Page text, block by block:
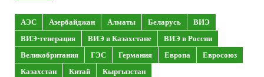
АЭС Азербайджан Алматы Беларусь
ВИЭ
ВИЭ-генерация
ВИЭ в Казахстане
ВИЭ в России
Великобритания
ГЭС Германия Европа
Евросоюз
Казахстан
Китай
Кыргызстан